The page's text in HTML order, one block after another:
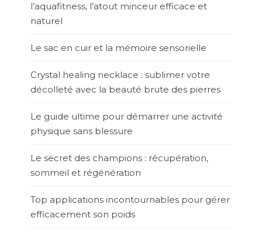
l’aquafitness, l’atout minceur efficace et
naturel
Le sac en cuir et la mémoire sensorielle
Crystal healing necklace : sublimer votre
décolleté avec la beauté brute des pierres
Le guide ultime pour démarrer une activité
physique sans blessure
Le secret des champions : récupération,
sommeil et régénération
Top applications incontournables pour gérer
efficacement son poids